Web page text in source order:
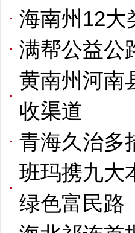
海南州12大
满帮公益公
黄南州河南
收渠道
青海久治多
班玛携九大
绿色富民路